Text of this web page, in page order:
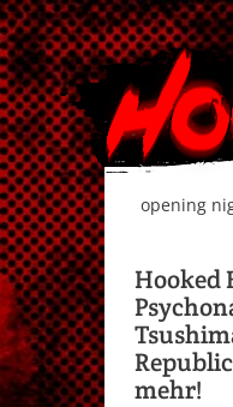
opening
Hooked
mehr!